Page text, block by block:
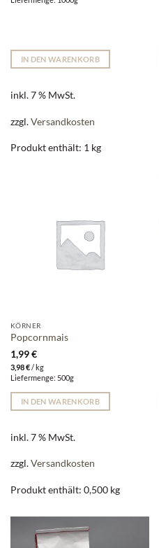
IN DEN WARENKORB
inkl. 7 % MwSt.
zzgl.Versandkosten
Produkt enthält: 1 kg
KÖRNER
Popcornmais
1,99€
3,98€/kg
Liefermenge: 500g
IN DEN WARENKORB
inkl. 7 % MwSt.
zzgl.Versandkosten
Produkt enthält: 0,500 kg